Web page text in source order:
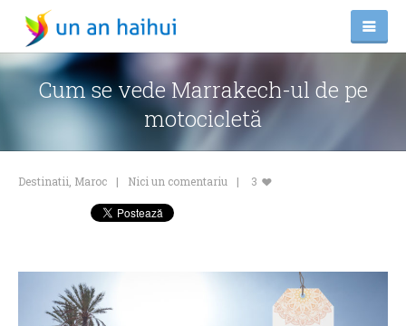
Cum se vede Marrakech-ul de pe
motocicletă
Destinatii Maroc Nici un comentariu 3